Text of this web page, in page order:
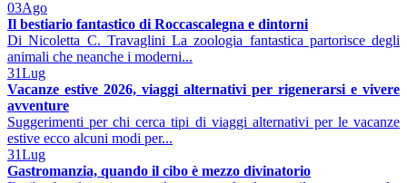
03Ago
Il bestiario fantastico di Roccascalegna e dintorni
Di Nicoletta C. Travaglini La zoologia fantastica partorisce degli
animali che neanche i moderni...
31Lug
Vacanze estive 2026, viaggi alternativi per rigenerarsi e vivere
avventure
Suggerimenti per chi cerca tipi di viaggi alternativi per le vacanze
estive ecco alcuni modi per...
31Lug
Gastromanzia, quando il cibo è mezzo divinatorio